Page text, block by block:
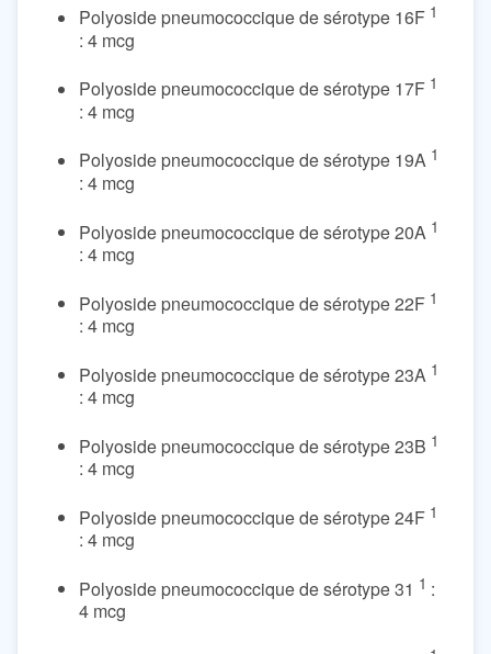
Polyoside pneumococcique de sérotype 16F 1
: 4 mcg
Polyoside pneumococcique de sérotype 17F 1
: 4 mcg
Polyoside pneumococcique de sérotype 19A 1
: 4 mcg
Polyoside pneumococcique de sérotype 20A 1
: 4 mcg
Polyoside pneumococcique de sérotype 22F 1
: 4 mcg
Polyoside pneumococcique de sérotype 23A 1
: 4 mcg
Polyoside pneumococcique de sérotype 23B 1
: 4 mcg
Polyoside pneumococcique de sérotype 24F 1
: 4 mcg
Polyoside pneumococcique de sérotype 31 1 :
4 mcg